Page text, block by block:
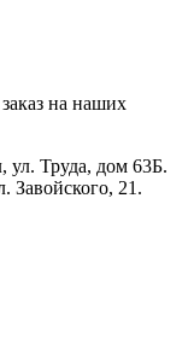
на наших
ул. Труда, дом 63Б.
Завойского, 21.